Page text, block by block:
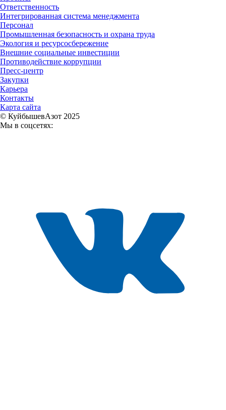
Ответственность
Интегрированная система менеджмента
Персонал
Промышленная безопасность и охрана труда
Экология и ресурсосбережение
Внешние социальные инвестиции
Противодействие коррупции
Пресс-центр
Закупки
Карьера
Контакты
Карта сайта
© КуйбышевАзот 2025
Мы в соцсетях: